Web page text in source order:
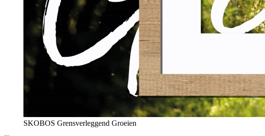
SKOBOS Grensverleggend Groeien